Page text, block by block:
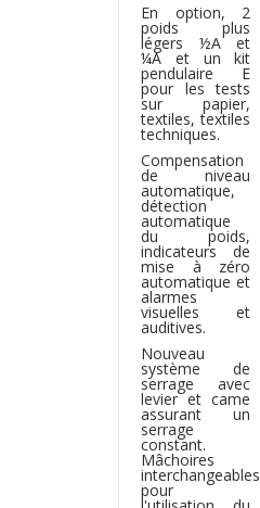
En option, 2
poids plus
légers ½A et
¼A et un kit
pendulaire E
pour les tests
sur papier,
textiles, textiles
techniques.
Compensation
de niveau
automatique,
détection
automatique
du poids,
indicateurs de
mise à zéro
automatique et
alarmes
visuelles et
auditives.
Nouveau
système de
serrage avec
levier et came
assurant un
serrage
constant.
Mâchoires
interchangeables
pour